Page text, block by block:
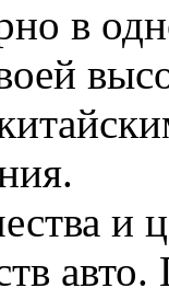
в
и